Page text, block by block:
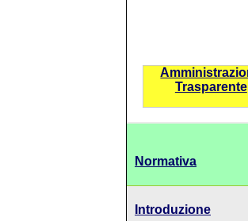
Trasparente
Normativa
Introduzione